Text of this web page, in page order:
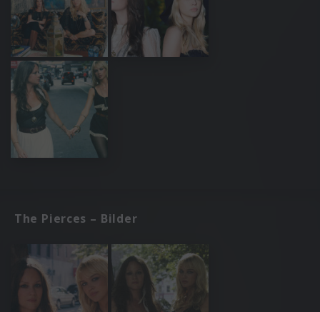
The Pierces – Bilder